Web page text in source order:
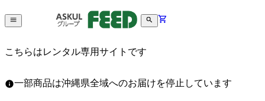
こちらはレンタル専用サイトです
一部商品は沖縄県全域へのお届けを停止しています